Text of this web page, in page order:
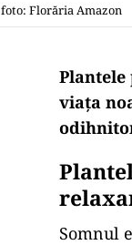
Florăria Amazon
viața
Somnul